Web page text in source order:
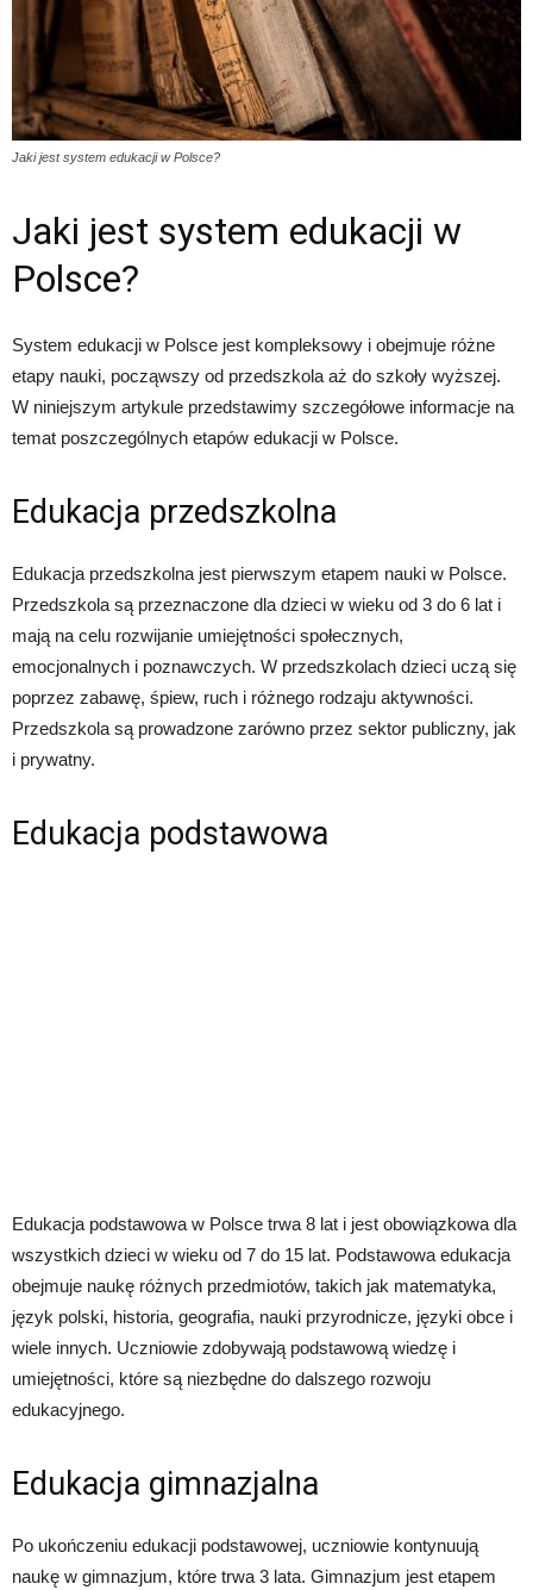
Jaki jest system edukacji w Polsce?
Jaki jest system edukacji w
Polsce?
System edukacji w Polsce jest kompleksowy i obejmuje różne
etapy nauki, począwszy od przedszkola aż do szkoły wyższej.
W niniejszym artykule przedstawimy szczegółowe informacje na
temat poszczególnych etapów edukacji w Polsce.
Edukacja przedszkolna
Edukacja przedszkolna jest pierwszym etapem nauki w Polsce.
Przedszkola są przeznaczone dla dzieci w wieku od 3 do 6 lat i
mają na celu rozwijanie umiejętności społecznych,
emocjonalnych i poznawczych. W przedszkolach dzieci uczą się
poprzez zabawę, śpiew, ruch i różnego rodzaju aktywności.
Przedszkola są prowadzone zarówno przez sektor publiczny, jak
i prywatny.
Edukacja podstawowa
Edukacja podstawowa w Polsce trwa 8 lat i jest obowiązkowa dla
wszystkich dzieci w wieku od 7 do 15 lat. Podstawowa edukacja
obejmuje naukę różnych przedmiotów, takich jak matematyka,
język polski, historia, geografia, nauki przyrodnicze, języki obce i
wiele innych. Uczniowie zdobywają podstawową wiedzę i
umiejętności, które są niezbędne do dalszego rozwoju
edukacyjnego.
Edukacja gimnazjalna
Po ukończeniu edukacji podstawowej, uczniowie kontynuują
naukę w gimnazjum, które trwa 3 lata. Gimnazjum jest etapem